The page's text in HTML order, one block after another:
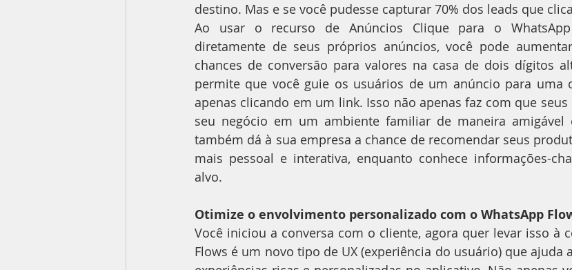
destino. Mas e se você pudesse capturar 70% dos leads que
Ao usar o recurso de Anúncios Clique para o
diretamente de seus próprios anúncios, você pode
chances de conversão para valores na casa de dois dígitos
permite que você guie os usuários de um anúncio para uma
apenas clicando em um link. Isso não apenas faz com que
seu negócio em um ambiente familiar de maneira amigável
também dá à sua empresa a chance de recomendar seus
mais pessoal e interativa, enquanto conhece informações-
alvo.
Otimize o envolvimento personalizado com o WhatsApp
Você iniciou a conversa com o cliente, agora quer levar isso à
Flows é um novo tipo de UX (experiência do usuário) que ajuda